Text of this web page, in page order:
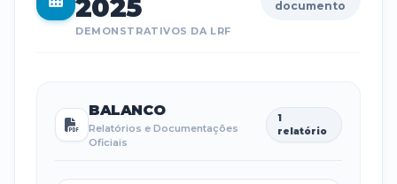
2025
DEMONSTRATIVOS DA LRF
documento
BALANCO
Relatórios e Documentações
Oficiais
1
relatório